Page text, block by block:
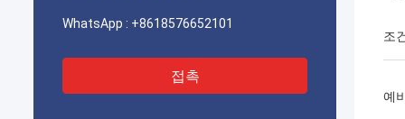
WhatsApp : +8618576652101
접촉
조
예